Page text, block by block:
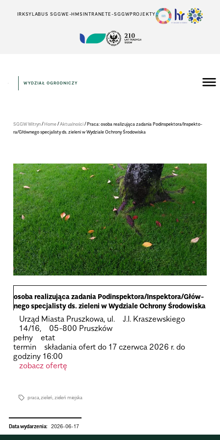
IRKSYLABUS SGGWE-HMSINTRANETE-SGGWPROJEKTY
WYDZIAŁ OGRODNICZY
SGGW Witryn/Home/Aktualności/Praca: osoba reali­zu­jąca zada­nia Podin­spek­to­ra­/In­spek­to­
ra­/Głów­nego spe­cja­li­sty ds. zie­leni w Wydziale Och­rony Śro­do­wi­ska
osoba reali­zu­jąca zada­nia Podin­spek­to­ra­/In­spek­to­ra­/Głów­
nego spe­cja­li­sty ds. zie­leni w Wydziale Och­rony Śro­do­wi­ska
Urząd Miasta Pruszkowa, ul. J.I. Kraszewskiego
14/16,
05-800 Pruszków
pełny
etat
ter­min
skła­da­nia ofert do 17 czerwca 2026 r. do
godziny 16:00
zobacz ofertę
praca ,zieleń zieleń miejska
Data wydarzenia: 2026-06-17